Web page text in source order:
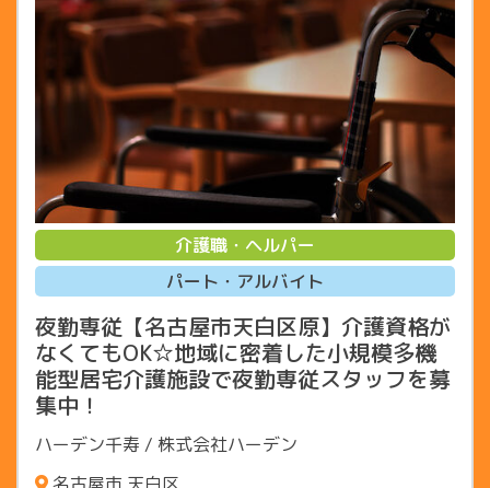
介護職・ヘルパー
パート・アルバイト
夜勤専従【名古屋市天白区原】介護資格が
なくてもOK☆地域に密着した小規模多機
能型居宅介護施設で夜勤専従スタッフを募
集中！
ハーデン千寿 / 株式会社ハーデン